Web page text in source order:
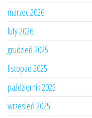
marzec 2026
luty 2026
grudzień 2025
listopad 2025
październik 2025
wrzesień 2025